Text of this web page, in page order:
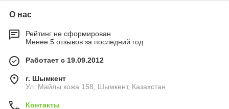
О нас
Рейтинг не сформирован
Менее 5 отзывов за последний год
Работает с 19.09.2012
г. Шымкент
Ул. Майлы кожа 158, Шымкент, Казахстан
Контакты